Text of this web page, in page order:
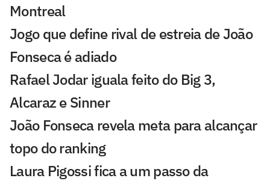
Montreal
Jogo que define rival de estreia de João
Fonseca é adiado
Rafael Jodar iguala feito do Big 3,
Alcaraz e Sinner
João Fonseca revela meta para alcançar
topo do ranking
Laura Pigossi fica a um passo da